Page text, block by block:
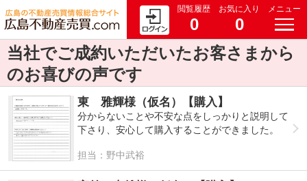
閲覧履歴
0
お気に入り
0
メニュー
当社でご成約いただいたお客さまから
のお喜びの声です
東 雅輝様（仮名）【購入】
分からないことや不安な点をしっかりと説明して
下さり、安心して購入することができました。
担当：野中武裕